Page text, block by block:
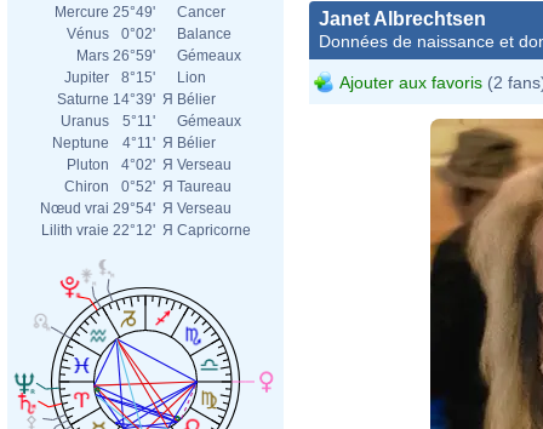
Mercure 25°49'
Cancer
Vénus
0°02'
Balance
Mars 26°59'
Gémeaux
Jupiter
8°15'
Lion
Saturne 14°39' Я Bélier
Uranus
5°11'
Gémeaux
Neptune
4°11' Я Bélier
Pluton
4°02' Я Verseau
Chiron
0°52' Я Taureau
Nœud vrai 29°54' Я Verseau
Lilith vraie 22°12' Я Capricorne
Janet Albrechtsen
Données de naissance et
Ajouter aux favoris (2